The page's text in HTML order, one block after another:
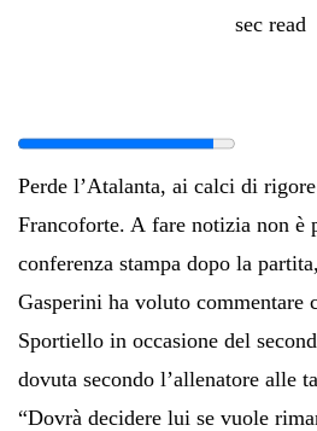
sec read
Perde l’Atalanta, ai calci di
Francoforte. A fare notizia non è
conferenza stampa dopo la
Gasperini ha voluto commentare
Sportiello in occasione del
dovuta secondo l’allenatore alle
“Dovrà decidere lui se vuole